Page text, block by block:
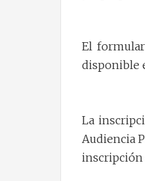
El
disponible
La
Audiencia
inscripción